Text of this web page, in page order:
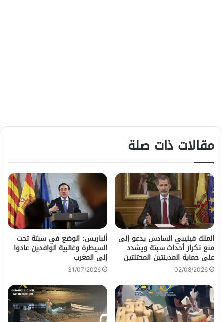
مقالات ذات صلة
الملك فيليبي السادس يدعو إلى
منع تكرار أحداث سبتة ويشدد
على حماية المدينتين المحتلتين
02/08/2026
ألباريس: الوضع في سبتة تحت
السيطرة وغالبية الوافدين عادوا
إلى المغرب
31/07/2026